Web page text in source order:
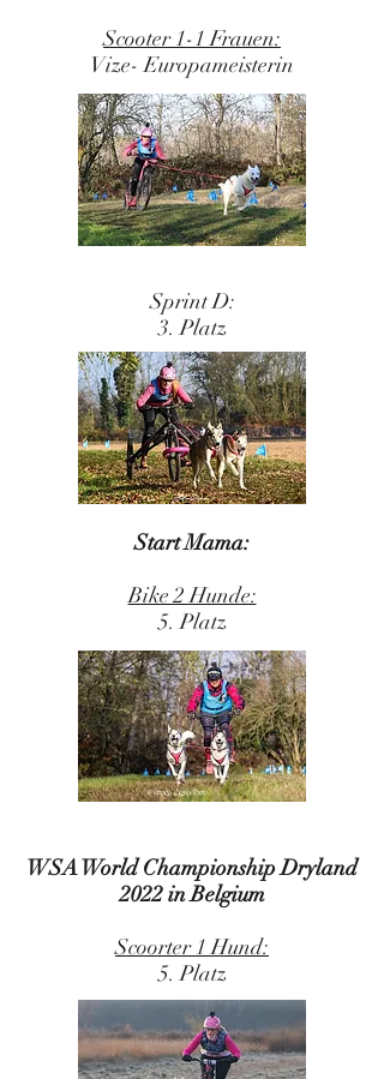
Scooter 1-1 Frauen:
Vize- Europameisterin
Sprint D:
3. Platz
Start Mama:
Bike 2 Hunde:
5. Platz
WSA World Championship Dryland
2022 in Belgium
Scoorter 1 Hund:
5. Platz